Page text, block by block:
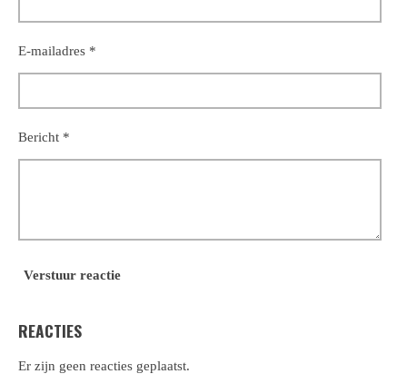
E-mailadres *
Bericht *
Verstuur reactie
REACTIES
Er zijn geen reacties geplaatst.